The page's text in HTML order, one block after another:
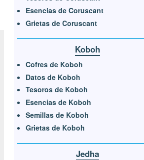
Esencias de Coruscant
Grietas de Coruscant
Koboh
Cofres de Koboh
Datos de Koboh
Tesoros de Koboh
Esencias de Koboh
Semillas de Koboh
Grietas de Koboh
Jedha